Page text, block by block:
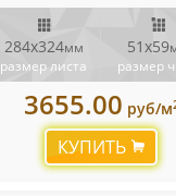
284х324мм
размер листа
51х59
размер
3655.00 руб/м
КУПИТЬ